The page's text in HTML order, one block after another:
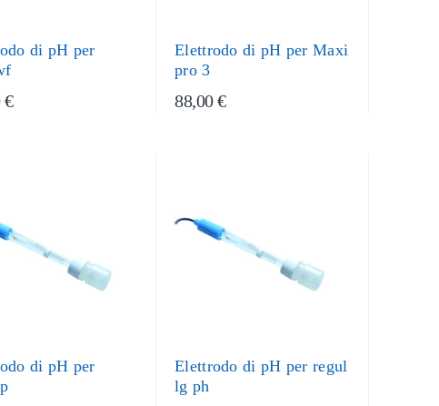
di pH per
€
Elettrodo di pH per Maxi
pro 3
88,00 €
di pH per
Elettrodo di pH per regul
lg ph